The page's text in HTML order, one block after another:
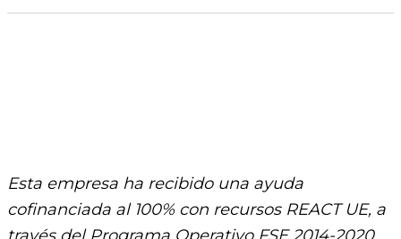
Esta empresa ha recibido una ayuda
cofinanciada al 100% con recursos REACT UE, a